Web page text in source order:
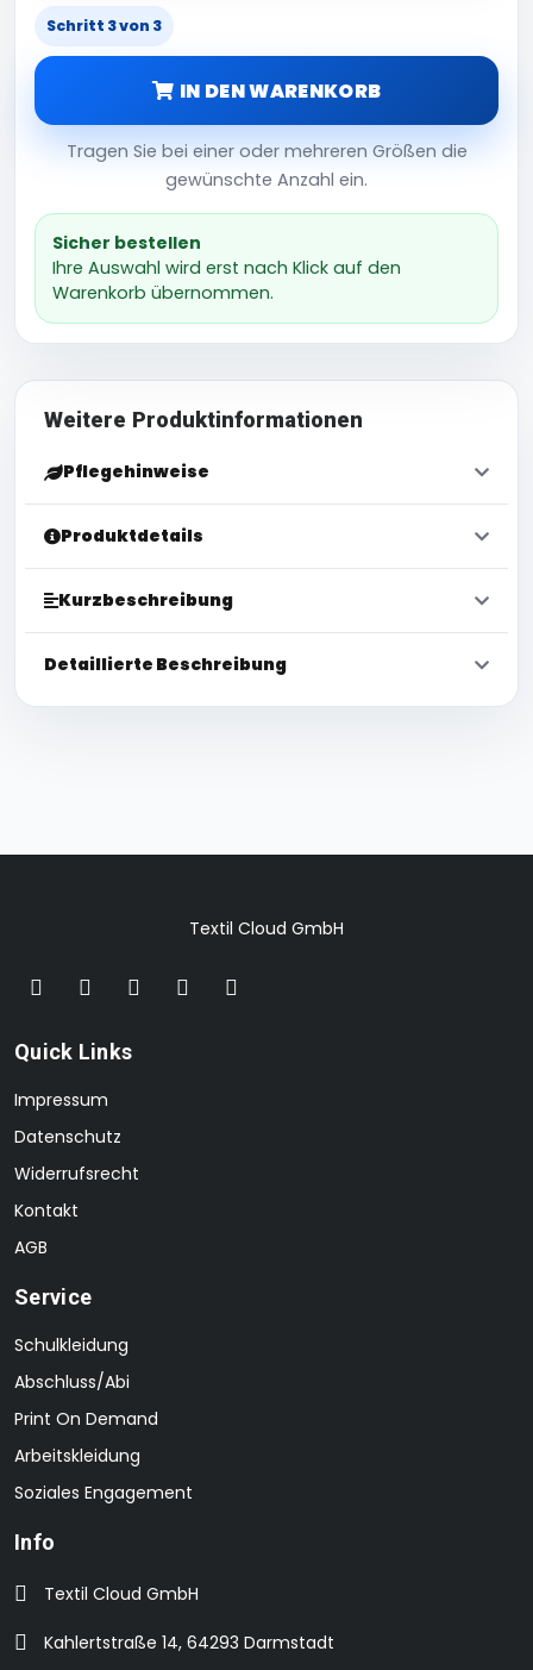
Schritt 3 von 3
IN DEN WARENKORB
Tragen Sie bei einer oder mehreren Größen die
gewünschte Anzahl ein.
Sicher bestellen
Ihre Auswahl wird erst nach Klick auf den
Warenkorb übernommen.
Weitere Produktinformationen
Pflegehinweise
Produktdetails
Kurzbeschreibung
Detaillierte Beschreibung
Textil Cloud GmbH
Quick Links
Impressum
Datenschutz
Widerrufsrecht
Kontakt
AGB
Service
Schulkleidung
Abschluss/Abi
Print On Demand
Arbeitskleidung
Soziales Engagement
Info
Textil Cloud GmbH
Kahlertstraße 14, 64293 Darmstadt